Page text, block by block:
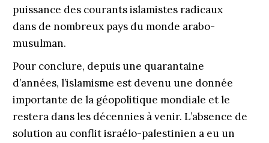
puissance des courants islamistes radicaux
dans de nombreux pays du monde arabo-
musulman.
Pour conclure, depuis une quarantaine
d’années, l’islamisme est devenu une donnée
importante de la géopolitique mondiale et le
restera dans les décennies à venir. L’absence de
solution au conflit israélo-palestinien a eu un